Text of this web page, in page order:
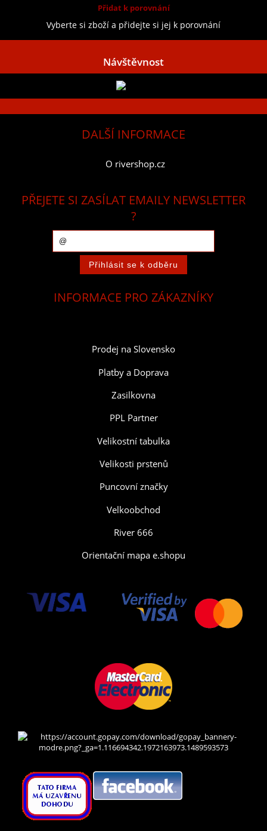
Přidat k porovnání
Vyberte si zboží a přidejte si jej k porovnání
Návštěvnost
DALŠÍ INFORMACE
O rivershop.cz
PŘEJETE SI ZASÍLAT EMAILY NEWSLETTER
?
INFORMACE PRO ZÁKAZNÍKY
Prodej na Slovensko
Platby a Doprava
Zasilkovna
PPL Partner
Velikostní tabulka
Velikosti prstenů
Puncovní značky
Velkoobchod
River 666
Orientační mapa e.shopu